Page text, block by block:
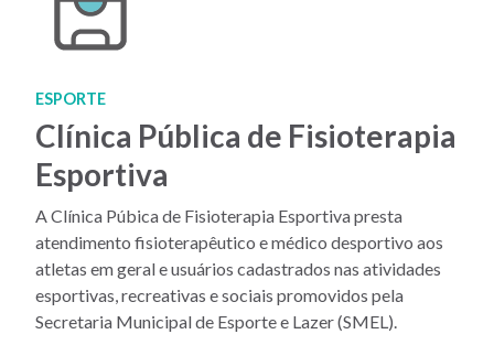
ESPORTE
Clínica Pública de Fisioterapia
Esportiva
A Clínica Púbica de Fisioterapia Esportiva presta
atendimento fisioterapêutico e médico desportivo aos
atletas em geral e usuários cadastrados nas atividades
esportivas, recreativas e sociais promovidos pela
Secretaria Municipal de Esporte e Lazer (SMEL).